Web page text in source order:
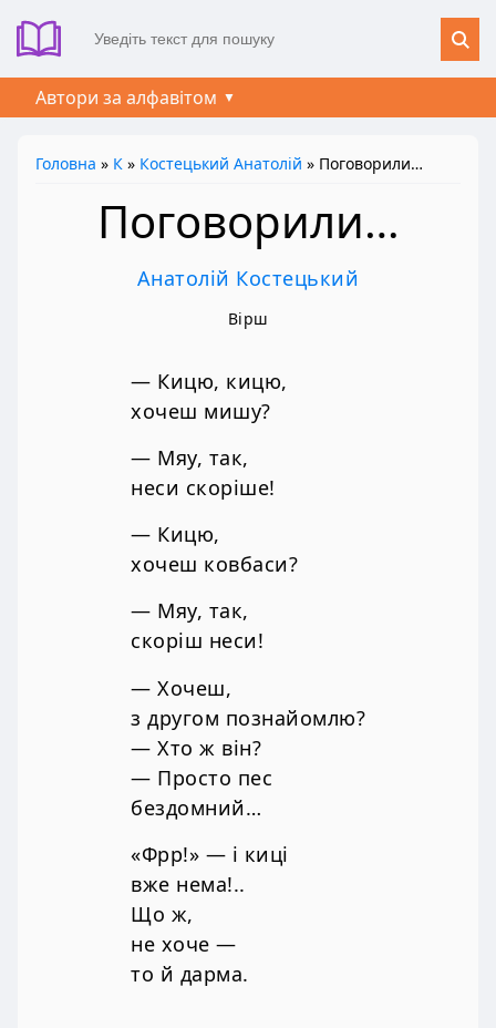
Автори за алфавітом
Головна » К » Костецький Анатолій » Поговорили…
Поговорили…
Анатолій Костецький
Вірш
— Кицю, кицю,
хочеш мишу?
— Мяу, так,
неси скоріше!
— Кицю,
хочеш ковбаси?
— Мяу, так,
скоріш неси!
— Хочеш,
з другом познайомлю?
— Хто ж він?
— Просто пес
бездомний…
«Фрр!» — і киці
вже нема!..
Що ж,
не хоче —
то й дарма.